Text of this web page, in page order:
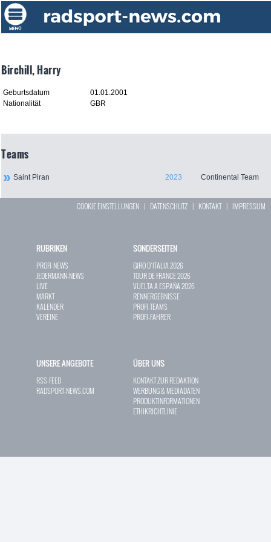
Birchill, Harry
Geburtsdatum
01.01.2001
Nationalität
GBR
Teams
Saint Piran 2023 Continental Team
COOKIE EINSTELLUNGEN | DATENSCHUTZ | KONTAKT| IMPRESSUM
RUBRIKEN
PROFI-NEWS
JEDERMANN-NEWS
LIVE
MARKT
KALENDER
VEREINE
SONDERSEITEN
GIRO D`ITALIA 2026
TOUR DE FRANCE 2026
VUELTA A ESPAÑA 2026
RENNERGEBNISSE
PROFI-TEAMS
PROFI-FAHRER
UNSERE ANGEBOTE
RSS-FEED
RADSPORT-NEWS.COM
ÜBER UNS
KONTAKT ZUR REDAKTION
WERBUNG & MEDIADATEN
PRODUKTINFORMATIONEN
ETHIKRICHTLINIE